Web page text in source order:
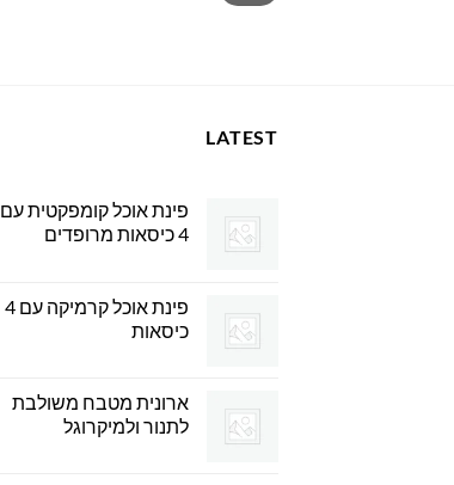
LATEST
פינת אוכל קומפקטית עם
4 כיסאות מרופדים
פינת אוכל קרמיקה עם 4
כיסאות
ארונית מטבח משולבת
לתנור ולמיקרוגל